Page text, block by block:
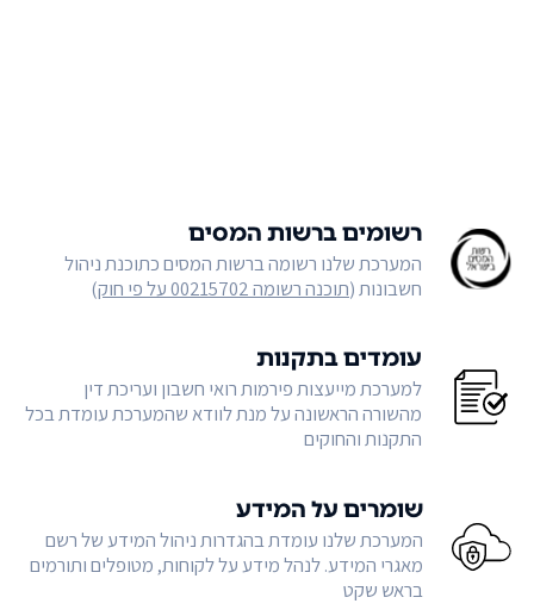
רשומים ברשות המסים
המערכת שלנו רשומה ברשות המסים כתוכנת ניהול
חשבונות (תוכנה רשומה 00215702 על פי חוק )
עומדים בתקנות
למערכת מייעצות פירמות רואי חשבון ועריכת דין
מהשורה הראשונה על מנת לוודא שהמערכת עומדת בכל
התקנות והחוקים
שומרים על המידע
המערכת שלנו עומדת בהגדרות ניהול המידע של רשם
מאגרי המידע. לנהל מידע על לקוחות, מטופלים ותורמים
בראש שקט